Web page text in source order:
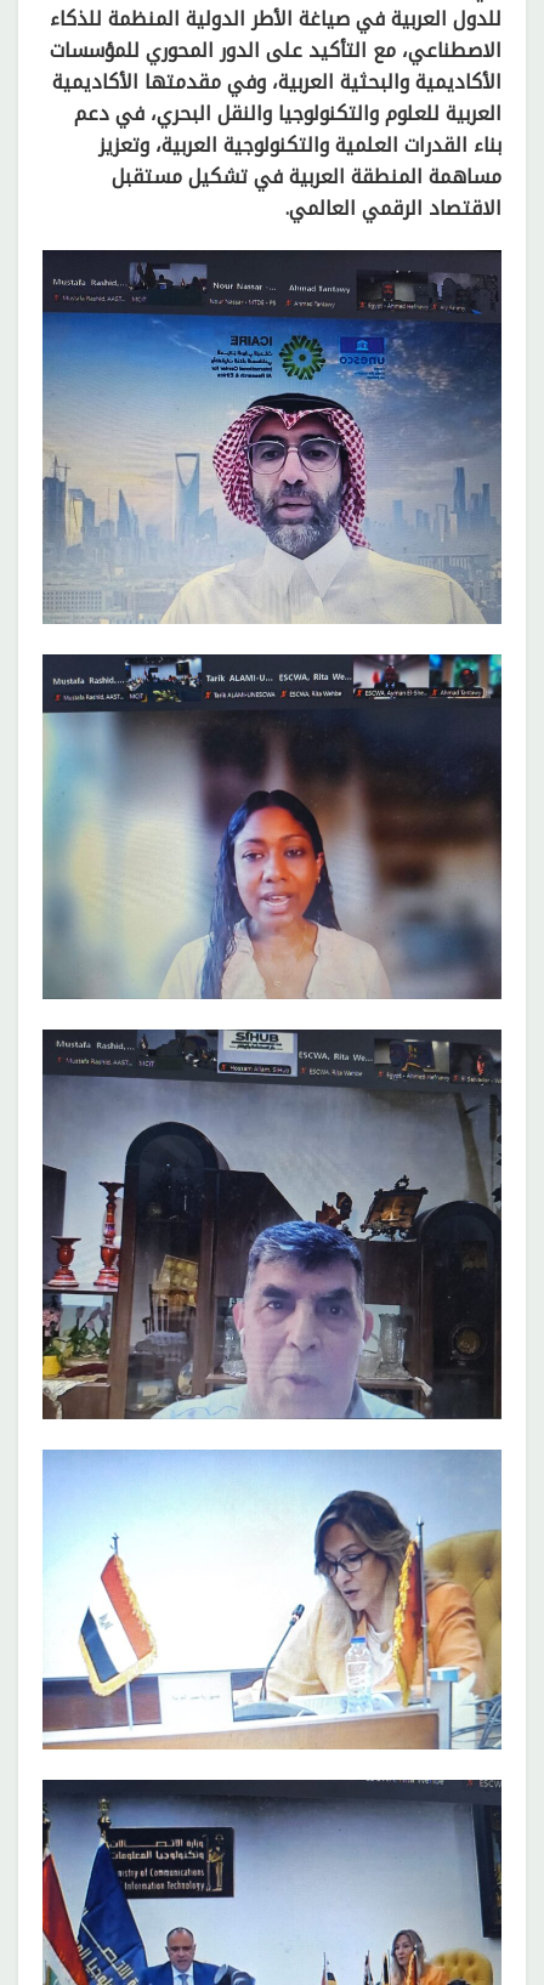
للدول العربية في صياغة الأطر الدولية المنظمة للذكاء
الاصطناعي، مع التأكيد على الدور المحوري للمؤسسات
الأكاديمية والبحثية العربية، وفي مقدمتها الأكاديمية
العربية للعلوم والتكنولوجيا والنقل البحري، في دعم
بناء القدرات العلمية والتكنولوجية العربية، وتعزيز
مساهمة المنطقة العربية في تشكيل مستقبل
الاقتصاد الرقمي العالمي.